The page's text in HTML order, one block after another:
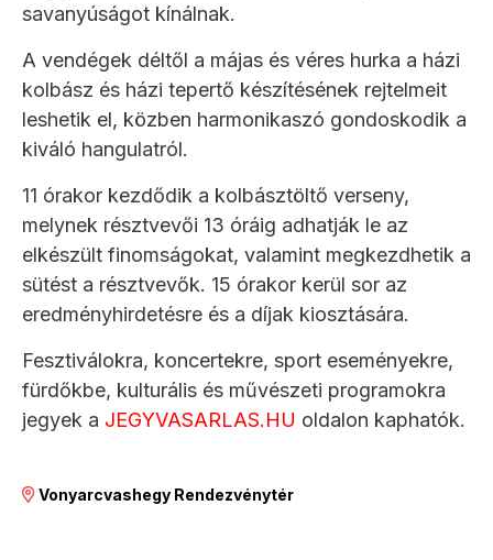
savanyúságot kínálnak.
A vendégek déltől a májas és véres hurka a házi
kolbász és házi tepertő készítésének rejtelmeit
leshetik el, közben harmonikaszó gondoskodik a
kiváló hangulatról.
11 órakor kezdődik a kolbásztöltő verseny,
melynek résztvevői 13 óráig adhatják le az
elkészült finomságokat, valamint megkezdhetik a
sütést a résztvevők. 15 órakor kerül sor az
eredményhirdetésre és a díjak kiosztására.
Fesztiválokra, koncertekre, sport eseményekre,
fürdőkbe, kulturális és művészeti programokra
jegyek a JEGYVASARLAS.HU oldalon kaphatók.
Vonyarcvashegy Rendezvénytér